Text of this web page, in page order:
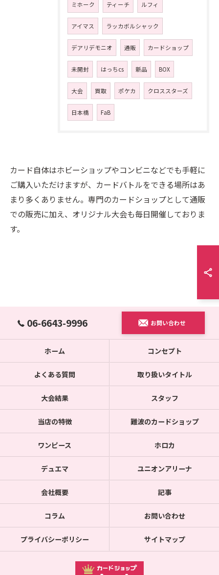
ミホーク ティーチ ルフィ
アイマス ラッカボルシャック
デアリデモニオ 通販 カードショップ
未開封 はっちcs 新品 BOX
大会 買取 ポケカ クロススターズ
日本橋 FaB
カード自体はホビーショップやコンビニなどでも手軽に
ご購入いただけますが、カードバトルをできる場所はあ
まり多くありません。専門のカードショップとして通販
での販売に加え、オリジナル大会も毎日開催しておりま
す。
06-6643-9996 お問い合わせ
ホーム コンセプト
よくある質問 取り扱いタイトル
大会結果 スタッフ
当店の特徴 難波のカードショップ
ワンピース ホロカ
デュエマ ユニオンアリーナ
会社概要 記事
コラム お問い合わせ
プライバシーポリシー サイトマップ